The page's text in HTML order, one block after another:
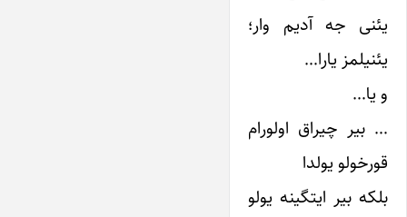
یئنی جه آدیم وار؛
یئنیلمز یارا…
و یا…
… بیر چیراق اولورام
قورخولو یولدا
بلکه بیر ایتگینه یولو